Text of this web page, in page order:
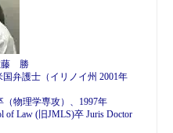
藤 勝
国弁護士（イリノイ州 2001年
（物理学専攻）、1997年
of Law (旧JMLS)卒 Juris Doctor